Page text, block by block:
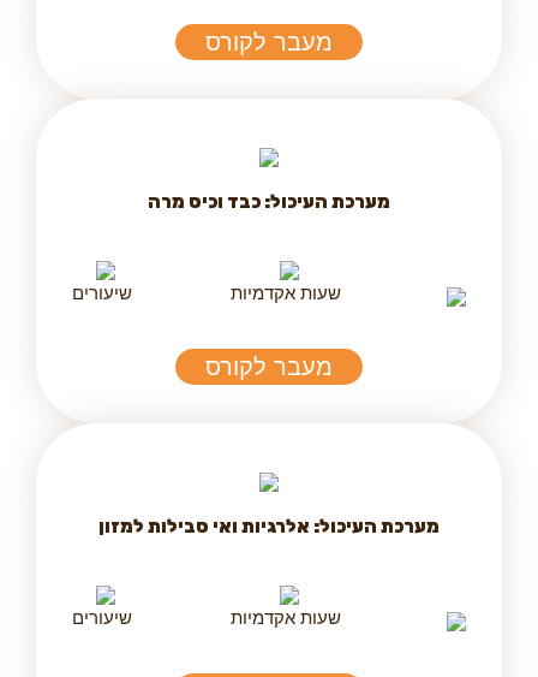
מעבר לקורס
מערכת העיכול: כבד וכיס מרה
שעות אקדמיות שיעורים
מעבר לקורס
מערכת העיכול: אלרגיות ואי סבילות למזון
שעות אקדמיות שיעורים